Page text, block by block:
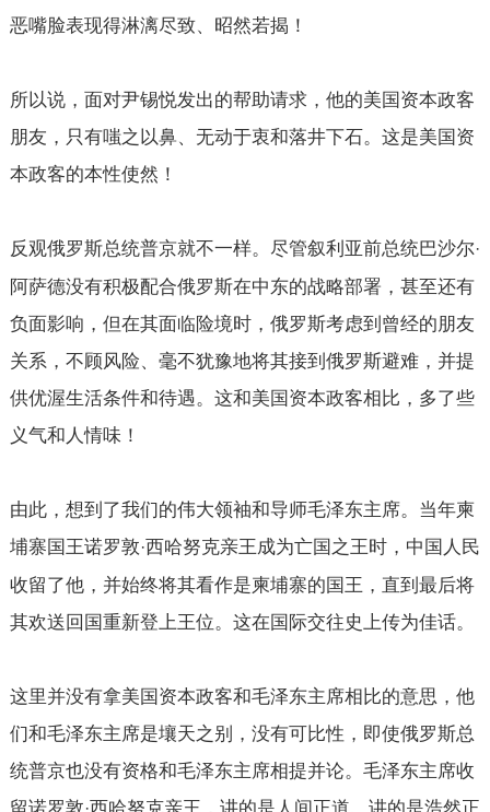
恶嘴脸表现得淋漓尽致、昭然若揭！
所以说，面对尹锡悦发出的帮助请求，他的美国资本政客
朋友，只有嗤之以鼻、无动于衷和落井下石。这是美国资
本政客的本性使然！
反观俄罗斯总统普京就不一样。尽管叙利亚前总统巴沙尔·
阿萨德没有积极配合俄罗斯在中东的战略部署，甚至还有
负面影响，但在其面临险境时，俄罗斯考虑到曾经的朋友
关系，不顾风险、毫不犹豫地将其接到俄罗斯避难，并提
供优渥生活条件和待遇。这和美国资本政客相比，多了些
义气和人情味！
由此，想到了我们的伟大领袖和导师毛泽东主席。当年柬
埔寨国王诺罗敦·西哈努克亲王成为亡国之王时，中国人民
收留了他，并始终将其看作是柬埔寨的国王，直到最后将
其欢送回国重新登上王位。这在国际交往史上传为佳话。
这里并没有拿美国资本政客和毛泽东主席相比的意思，他
们和毛泽东主席是壤天之别，没有可比性，即使俄罗斯总
统普京也没有资格和毛泽东主席相提并论。毛泽东主席收
留诺罗敦·西哈努克亲王，讲的是人间正道、讲的是浩然正